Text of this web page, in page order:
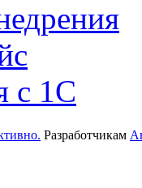
с 1С
Разработчикам